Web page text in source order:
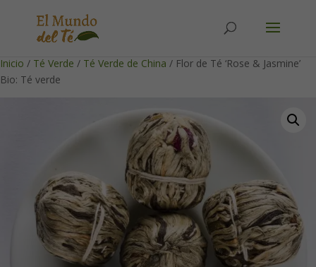
Inicio / Té Verde / Té Verde de China / Flor de Té ‘Rose & Jasmine’
Bio: Té verde